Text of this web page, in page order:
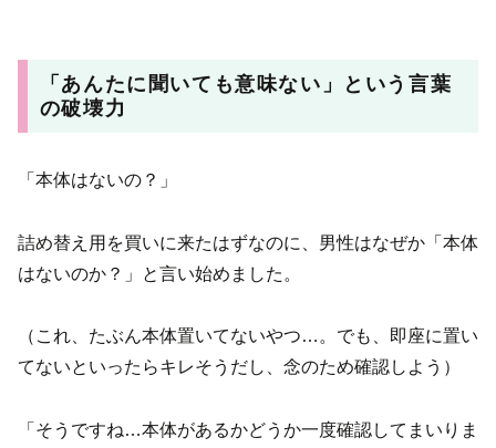
「あんたに聞いても意味ない」という言葉
の破壊力
「本体はないの？」
詰め替え用を買いに来たはずなのに、男性はなぜか「本体
はないのか？」と言い始めました。
（これ、たぶん本体置いてないやつ…。でも、即座に置い
てないといったらキレそうだし、念のため確認しよう）
「そうですね…本体があるかどうか一度確認してまいりま